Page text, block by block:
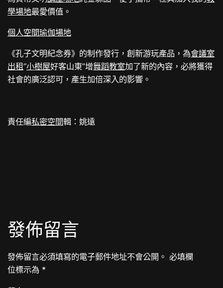
學場地最愛價值。
個人空間瑜伽場地
《孔子文明紀念券》的制作發行，創新游玩產品，為會議室
出租“小樹屋好客山東”增舞蹈教室加了新的內容，必將獲得
社會的廣泛認可，產生加倍深入的影響。
責任編私密空間輯：姚遠
發佈留言
發佈留言必須填寫的電子郵件地址不會公開。 必填欄
位標示為 *